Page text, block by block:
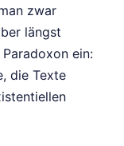
zwar
längst
ein:
die Texte